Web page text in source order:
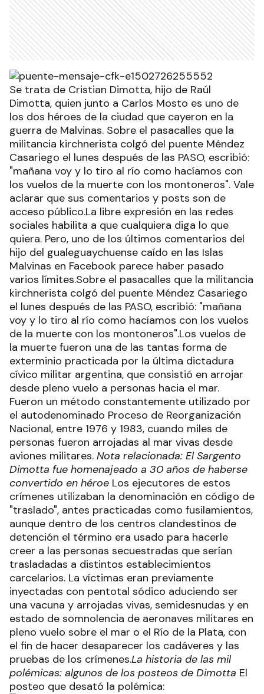
Se trata de Cristian Dimotta, hijo de Raúl
Dimotta, quien junto a Carlos Mosto es uno de
los dos héroes de la ciudad que cayeron en la
guerra de Malvinas. Sobre el pasacalles que la
militancia kirchnerista colgó del puente Méndez
Casariego el lunes después de las PASO, escribió:
"mañana voy y lo tiro al río como hacíamos con
los vuelos de la muerte con los montoneros". Vale
aclarar que sus comentarios y posts son de
acceso público.La libre expresión en las redes
sociales habilita a que cualquiera diga lo que
quiera. Pero, uno de los últimos comentarios del
hijo del gualeguaychuense caído en las Islas
Malvinas en Facebook parece haber pasado
varios límites.Sobre el pasacalles que la militancia
kirchnerista colgó del puente Méndez Casariego
el lunes después de las PASO, escribió: "mañana
voy y lo tiro al río como hacíamos con los vuelos
de la muerte con los montoneros".Los vuelos de
la muerte fueron una de las tantas forma de
exterminio practicada por la última dictadura
cívico militar argentina, que consistió en arrojar
desde pleno vuelo a personas hacia el mar.
Fueron un método constantemente utilizado por
el autodenominado Proceso de Reorganización
Nacional, entre 1976 y 1983, cuando miles de
personas fueron arrojadas al mar vivas desde
aviones militares. Nota relacionada: El Sargento
Dimotta fue homenajeado a 30 años de haberse
convertido en héroe Los ejecutores de estos
crímenes utilizaban la denominación en código de
"traslado", antes practicadas como fusilamientos,
aunque dentro de los centros clandestinos de
detención el término era usado para hacerle
creer a las personas secuestradas que serían
trasladadas a distintos establecimientos
carcelarios. La víctimas eran previamente
inyectadas con pentotal sódico aduciendo ser
una vacuna y arrojadas vivas, semidesnudas y en
estado de somnolencia de aeronaves militares en
pleno vuelo sobre el mar o el Río de la Plata, con
el fin de hacer desaparecer los cadáveres y las
pruebas de los crímenes.La historia de las mil
polémicas: algunos de los posteos de Dimotta El
posteo que desató la polémica: